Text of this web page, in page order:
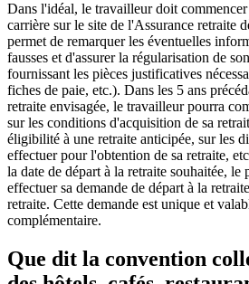
Dans l'idéal, le travailleur doit
carrière sur le site de l'Assurance retraite
permet de remarquer les éventuelles
fausses et d'assurer la régularisation de
fournissant les pièces justificatives
fiches de paie, etc.). Dans les 5 ans
retraite envisagée, le travailleur pourra
sur les conditions d'acquisition de sa
éligibilité à une retraite anticipée, sur les
effectuer pour l'obtention de sa retraite,
la date de départ à la retraite souhaitée, le
effectuer sa demande de départ à la
retraite. Cette demande est unique et
complémentaire.
Que dit la convention